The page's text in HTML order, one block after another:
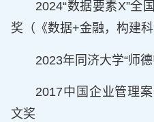
2024“数据要素X”全
奖（《数据+金融，构建
2023年同济大学“师
2017中国企业管理
文奖